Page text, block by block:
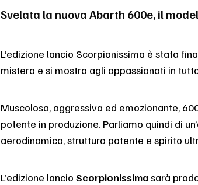
Svelata la nuova Abarth 600e, il
L’edizione lancio Scorpionissima è stata
mistero e si mostra agli appassionati in
Muscolosa, aggressiva ed emozionante,
potente in produzione. Parliamo quindi di
aerodinamico, struttura potente e spirito
L’edizione lancio Scorpionissimasarà